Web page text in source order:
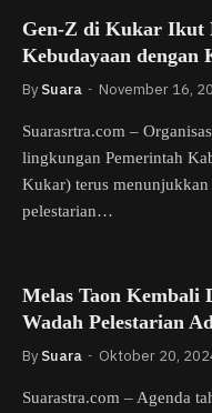
Gen-Z di Kukar Ikut
Kebudayaan dengan
By Suara November 16,
Suarasrtra.com –
lingkungan Pemerintah
Kukar) terus
pelestarian…
Melas Taon Kembali
Wadah Pelestarian
By Suara Oktober 20,
Suarastra.com – Agenda